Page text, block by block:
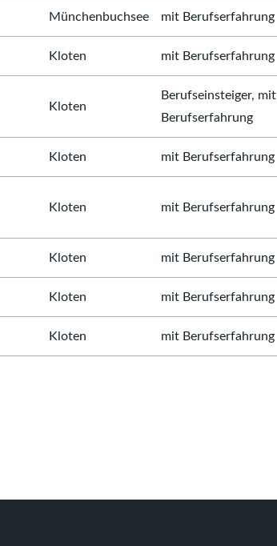
Münchenbuchsee mit Berufserfahrung
Kloten mit Berufserfahrung
Kloten
Berufseinsteiger, mit
Berufserfahrung
Kloten mit Berufserfahrung
Kloten mit Berufserfahrung
Kloten mit Berufserfahrung
Kloten mit Berufserfahrung
Kloten mit Berufserfahrung